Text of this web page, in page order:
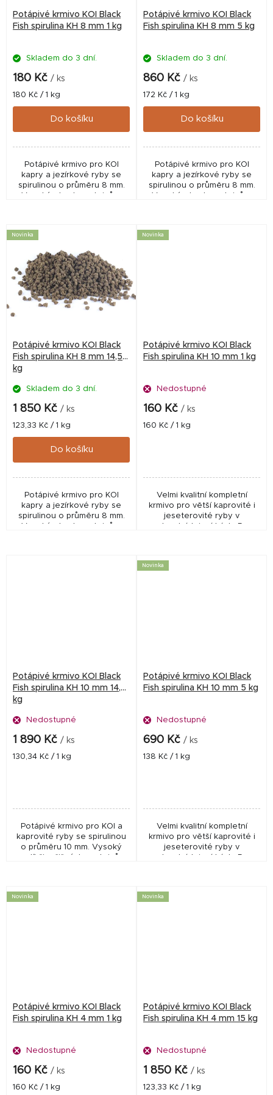
o
Potápivé krmivo KOI Black
Fish spirulina KH 8 mm 1 kg
Skladem do 3 dní.
180 Kč / ks
Měrná
cena:
180 Kč / 1 kg
Do košíku
Potápivé krmivo pro KOI
kapry a jezírkové ryby se
spirulinou o průměru 8 mm.
Vysoký obsah proteinů a
Potápivé krmivo KOI Black
Fish spirulina KH 8 mm 5 kg
Skladem do 3 dní.
860 Kč / ks
Měrná
cena:
172 Kč / 1 kg
Do košíku
Potápivé krmivo pro KOI
kapry a jezírkové ryby se
spirulinou o průměru 8 mm.
Vysoký obsah proteinů a
Novinka
Potápivé krmivo KOI Black
Fish spirulina KH 8 mm 14,5
kg
Skladem do 3 dní.
1 850 Kč / ks
Měrná
cena:
123,33 Kč / 1 kg
Do košíku
Potápivé krmivo pro KOI
kapry a jezírkové ryby se
spirulinou o průměru 8 mm.
Novinka
Potápivé krmivo KOI Black
Fish spirulina KH 10 mm 1 kg
Nedostupné
160 Kč / ks
Měrná
160 Kč / 1 kg
Velmi kvalitní kompletní
krmivo pro větší kaprovité i
jeseterovité ryby v
Potápivé krmivo KOI Black
Fish spirulina KH 10 mm 14,5
kg
Nedostupné
1 890 Kč / ks
Měrná
130,34 Kč / 1 kg
Potápivé krmivo pro KOI a
kaprovité ryby se spirulinou
o průměru 10 mm. Vysoký
podíl živočišných proteinů a
Novinka
Potápivé krmivo KOI Black
Fish spirulina KH 10 mm 5 kg
Nedostupné
690 Kč / ks
Měrná
138 Kč / 1 kg
Velmi kvalitní kompletní
krmivo pro větší kaprovité i
jeseterovité ryby v
zahradních jezírkách. Pro
Novinka
Potápivé krmivo KOI Black
Fish spirulina KH 4 mm 1 kg
Nedostupné
160 Kč / ks
Měrná
160 Kč / 1 kg
Novinka
Potápivé krmivo KOI Black
Fish spirulina KH 4 mm 15 kg
Nedostupné
1 850 Kč / ks
Měrná
123,33 Kč / 1 kg